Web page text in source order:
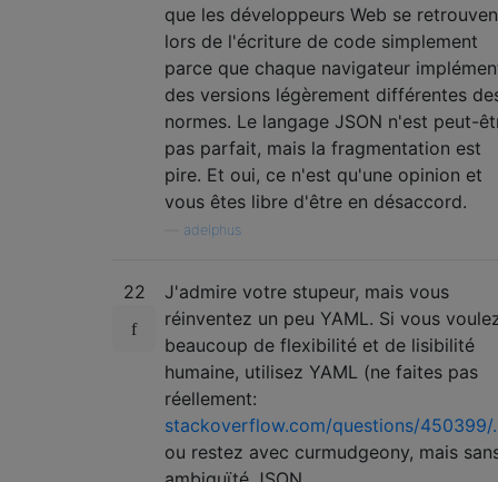
que les développeurs Web se
lors de l'écriture de code simplement
parce que chaque navigateur
des versions légèrement différentes
normes. Le langage JSON n'est peut-
pas parfait, mais la fragmentation est
pire. Et oui, ce n'est qu'une opinion et
vous êtes libre d'être en désaccord.
adelphus
22
J'admire votre stupeur, mais vous
réinventez un peu YAML. Si vous
beaucoup de flexibilité et de lisibilité
humaine, utilisez YAML (ne faites pas
réellement:
stackoverflow.com/questions/
ou restez avec curmudgeony, mais